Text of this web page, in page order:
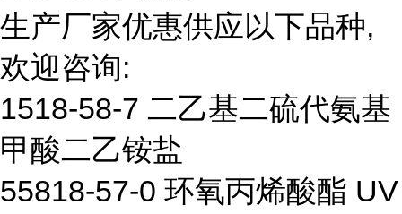
生产厂家优惠供应以下品种,
欢迎咨询:
1518-58-7 二乙基二硫代氨基
甲酸二乙铵盐
55818-57-0 环氧丙烯酸酯 UV